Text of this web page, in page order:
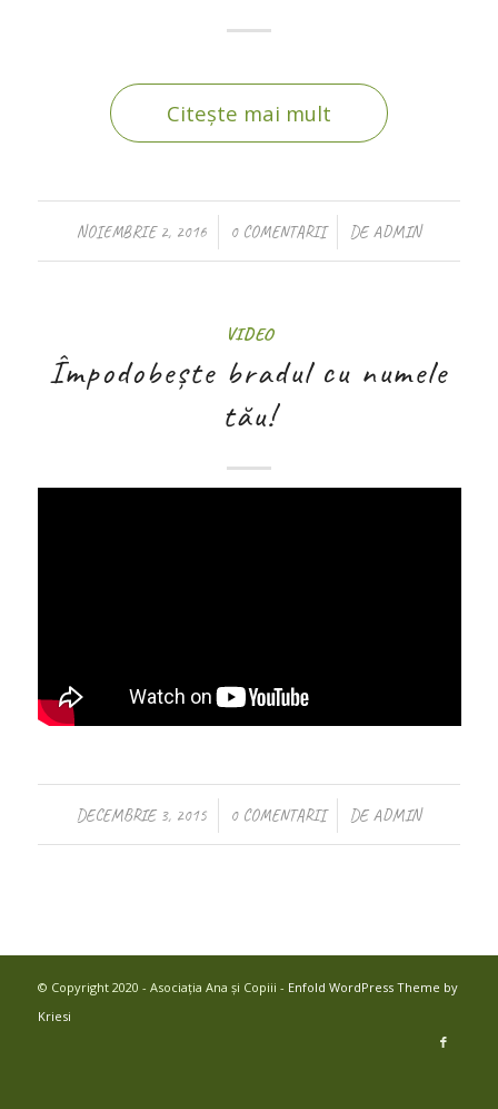
Citește mai mult
NOIEMBRIE 2, 2016
/ 0 COMENTARII
/ DE ADMIN
VIDEO
Împodobește bradul cu numele
tău!
DECEMBRIE 3, 2015
/ 0 COMENTARII
/ DE ADMIN
© Copyright 2020 - Asociația Ana și Copiii - Enfold WordPress Theme by
Kriesi